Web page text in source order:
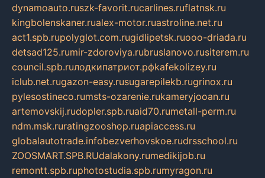
dynamoauto.ruszk-favorit.rucarlines.ruflatnsk.ru
kingbolenskaner.rualex-motor.ruastroline.net.ru
act1.spb.rupolyglot.com.rugidlipetsk.ruooo-driada.ru
detsad125.rumir-zdoroviya.rubruslanovo.rusiterem.ru
council.spb.ruлодкипатриот.рфkafekolizey.ru
iclub.net.rugazon-easy.rusugarepilekb.rugrinox.ru
pylesostineco.rumsts-ozarenie.rukameryjooan.ru
artemovskij.rudopler.spb.ruaid70.rumetall-perm.ru
ndm.msk.ruratingzooshop.ruapiaccess.ru
globalautotrade.infobezverhovskoe.rudrsschool.ru
ZOOSMART.SPB.RUdalakony.rumedikijob.ru
remontt.spb.ruphotostudia.spb.rumyragon.ru